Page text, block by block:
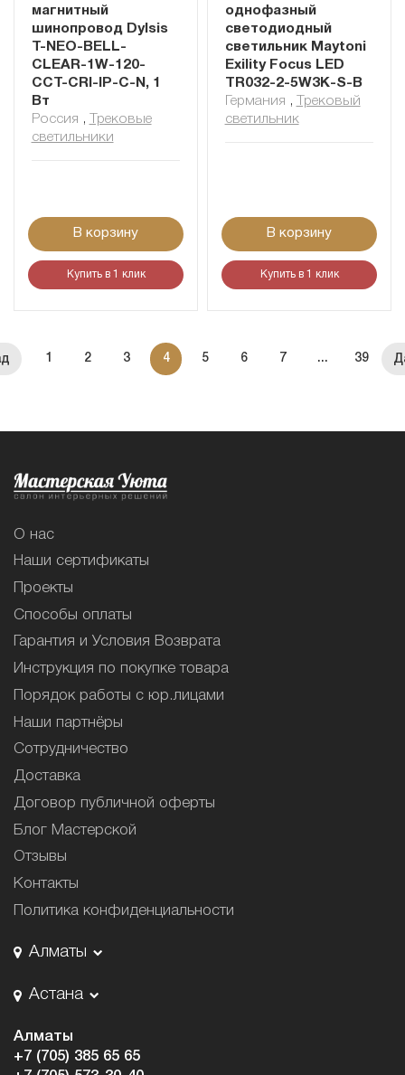
магнитный
шинопровод Dylsis
T-NEO-BELL-
CLEAR-1W-120-
CCT-CRI-IP-C-N, 1
Вт
Россия ,
Трековые
светильники
В корзину
Купить в 1 клик
однофазный
светодиодный
светильник Maytoni
Exility Focus LED
TR032-2-5W3K-S-B
Германия ,
Трековый
светильник
В корзину
Купить в 1 клик
1 2 3 4 5 6 7 ... 39
О нас
Наши сертификаты
Проекты
Способы оплаты
Гарантия и Условия Возврата
Инструкция по покупке товара
Порядок работы с юр.лицами
Наши партнёры
Сотрудничество
Доставка
Договор публичной оферты
Блог Мастерской
Отзывы
Контакты
Политика конфиденциальности
Алматы
Астана
Алматы
+7 (705) 385 65 65